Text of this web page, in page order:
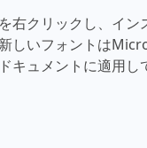
右クリックし、イ
しいフォントは
キュメントに適用し